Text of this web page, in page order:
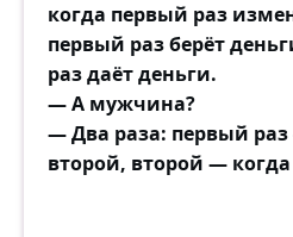
когда первый раз
первый раз берёт
раз даёт деньги.
— А мужчина?
— Два раза: первый
второй, второй —